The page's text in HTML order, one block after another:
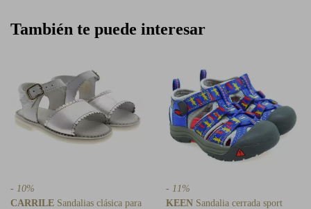
También te puede interesar
- 10%
CARRILE Sandalias clásica para
- 11%
KEEN Sandalia cerrada sport